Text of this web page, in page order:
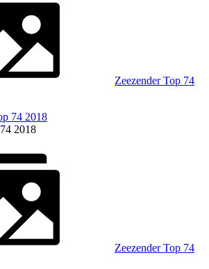
Zeezender Top 74
2018
Zeezender Top 74